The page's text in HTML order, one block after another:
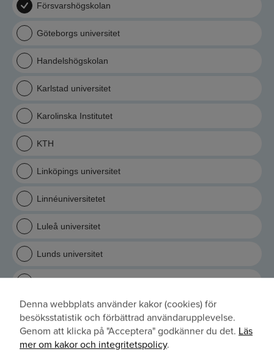
Försvarshögskolan
Göteborgs universitet
Handelshögskolan
Karlstad universitet
Karolinska Institutet
KTH
Linköpings universitet
Linnéuniversitetet
Luleå universitet
Lunds universitet
Stockholms universitet
Sveriges lantbruksuniversitet
Södertörns högskola
Användning
av
Denna webbplats använder kakor (cookies) för
besöksstatistik och förbättrad användarupplevelse.
Genom att klicka på "Acceptera" godkänner du det. Läs
mer om kakor och integritetspolicy.